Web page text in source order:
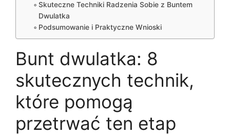
Skuteczne Techniki Radzenia Sobie z Buntem
Dwulatka
Podsumowanie i Praktyczne Wnioski
Bunt dwulatka: 8
skutecznych technik,
które pomogą
przetrwać ten etap